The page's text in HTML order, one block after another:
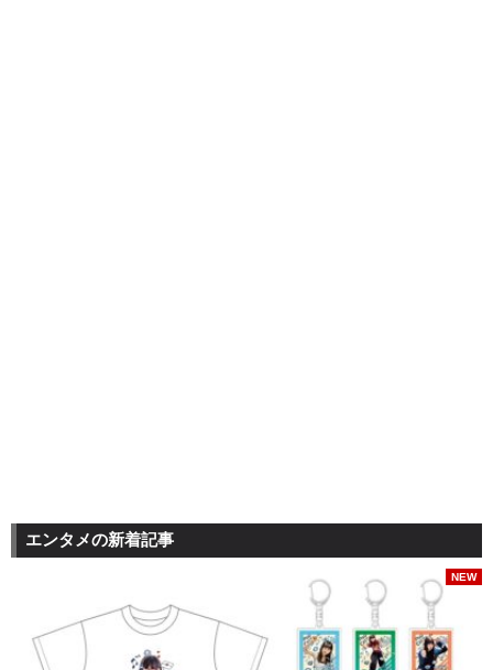
エンタメの新着記事
NEW